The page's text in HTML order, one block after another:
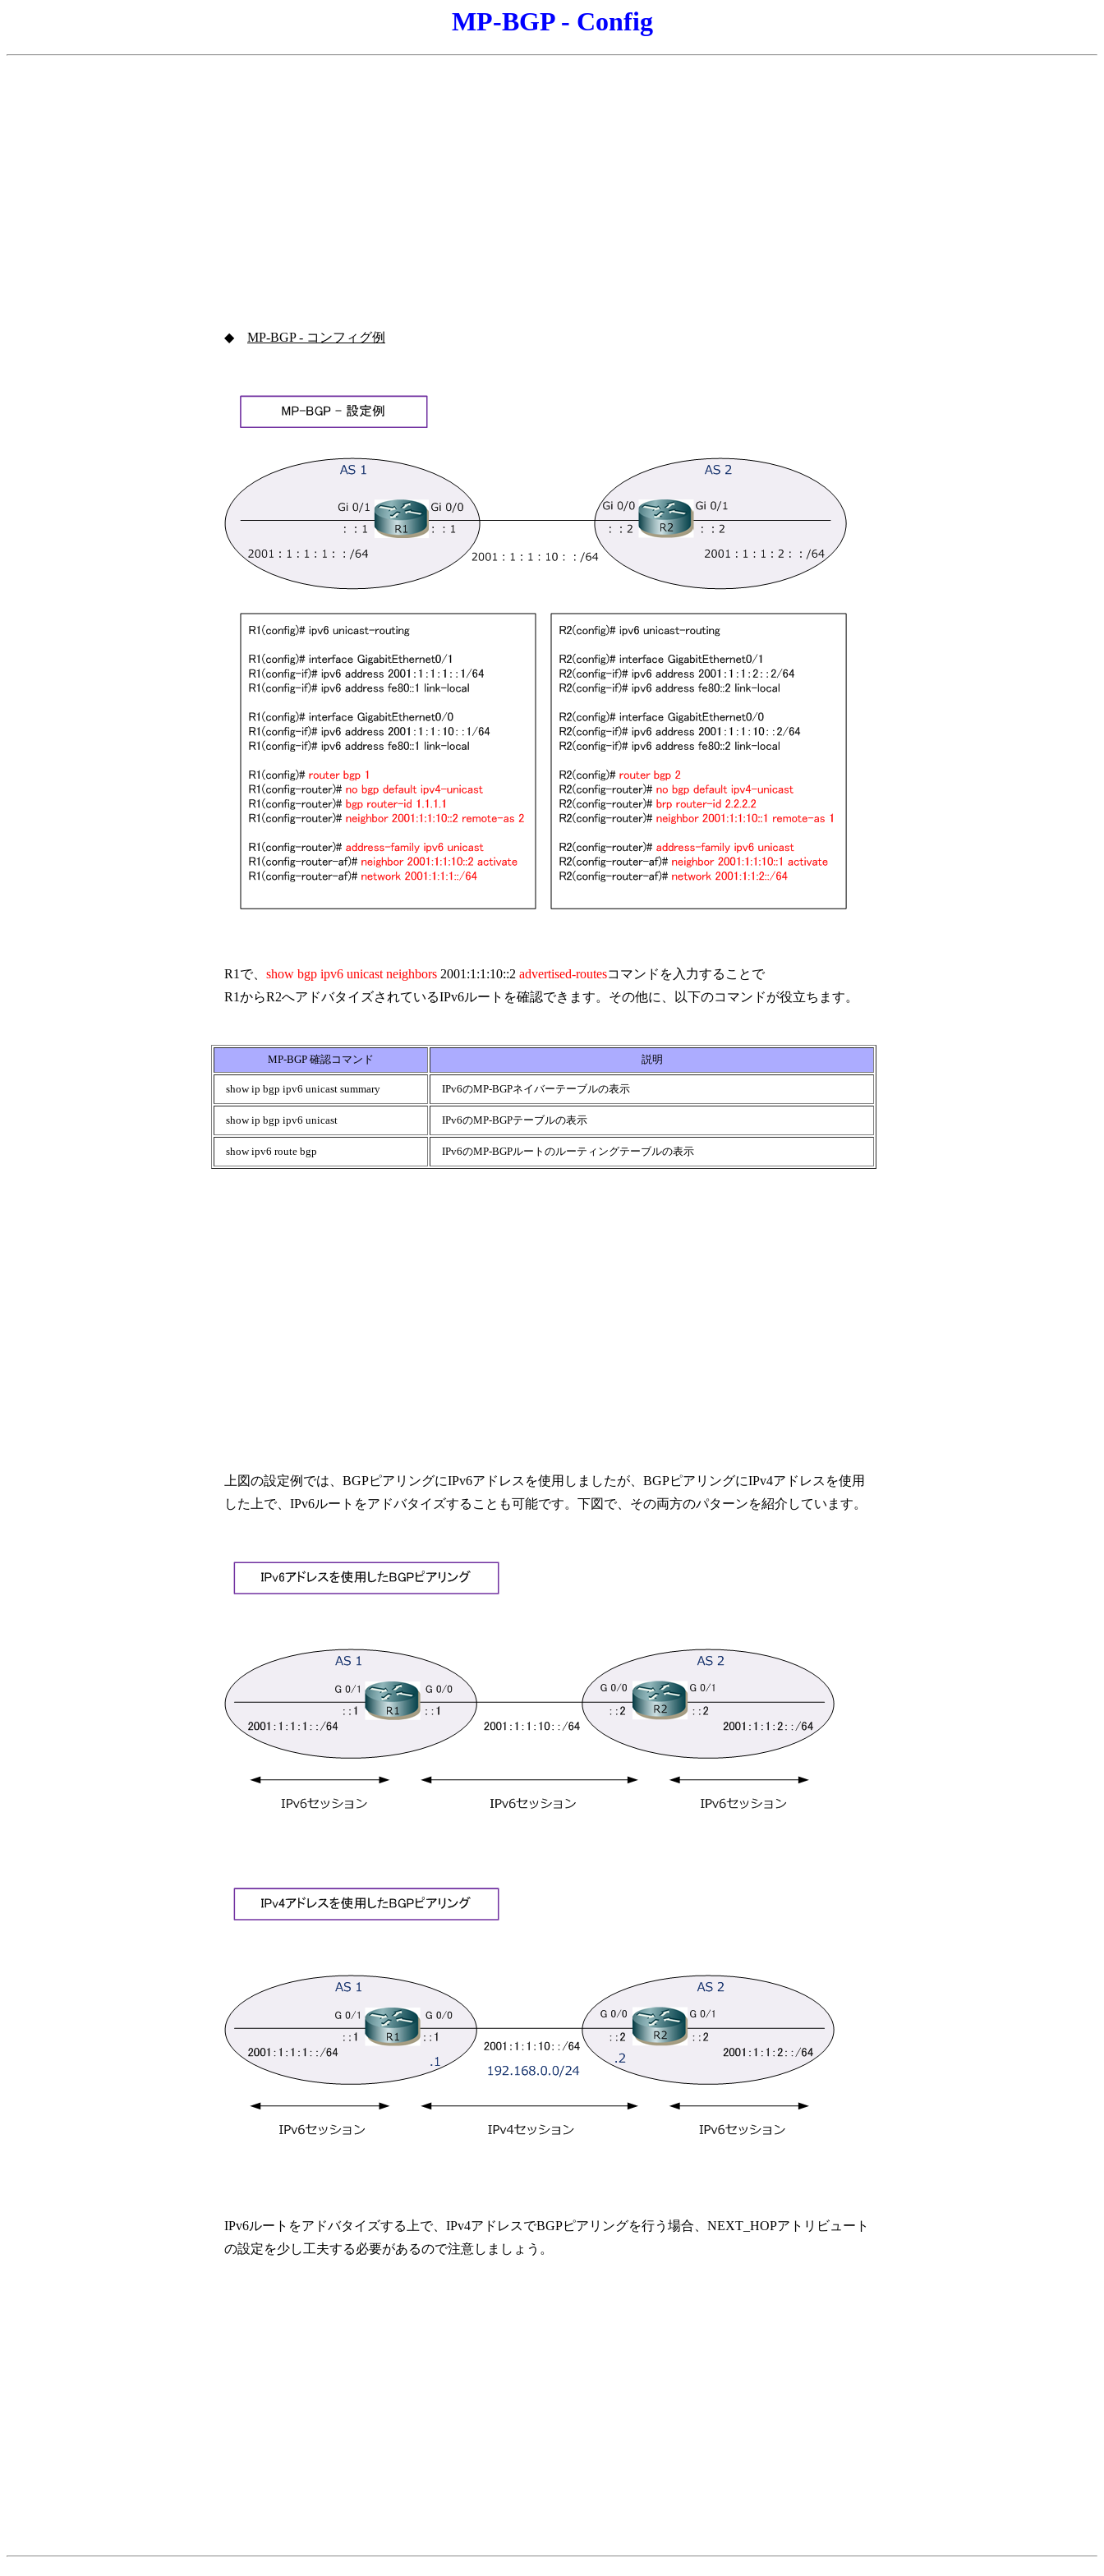
MP-BGP - Config
◆ MP-BGP - コンフィグ例
R1で、 show bgp ipv6 unicast neighbors 2001:1:1:10::2 advertised-routesコマンドを入力することで
R1からR2へアドバタイズされているIPv6ルートを確認できます。その他に、以下のコマンドが役立ちます。
MP-BGP 確認コマンド 説明
show ip bgp ipv6 unicast summary IPv6のMP-BGPネイバーテーブルの表示
show ip bgp ipv6 unicast IPv6のMP-BGPテーブルの表示
show ipv6 route bgp IPv6のMP-BGPルートのルーティングテーブルの表示
上図の設定例では、BGPピアリングにIPv6アドレスを使用しましたが、BGPピアリングにIPv4アドレスを使用
した上で、IPv6ルートをアドバタイズすることも可能です。下図で、その両方のパターンを紹介しています。
IPv6ルートをアドバタイズする上で、IPv4アドレスでBGPピアリングを行う場合、NEXT_HOPアトリビュート
の設定を少し工夫する必要があるので注意しましょう。